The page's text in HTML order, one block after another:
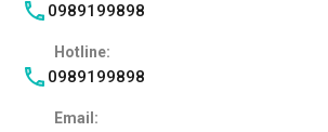
0989199898
Hotline:
0989199898
Email: